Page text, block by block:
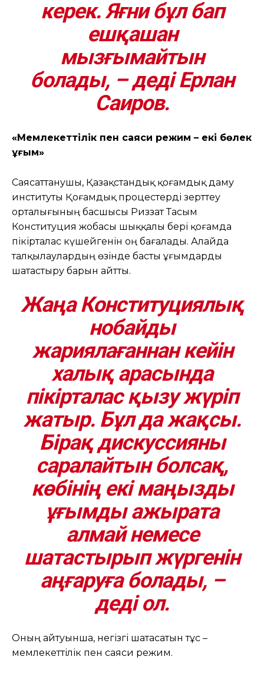
керек. Яғни бұл бап
ешқашан
мызғымайтын
болады, – деді Ерлан
Саиров.
«Мемлекеттілік пен саяси режим – екі бөлек
ұғым»
Саясаттанушы, Қазақстандық қоғамдық даму
институты Қоғамдық процестерді зерттеу
орталығының басшысы Риззат Тасым
Конституция жобасы шыққалы бері қоғамда
пікірталас күшейгенін оң бағалады. Алайда
талқылаулардың өзінде басты ұғымдарды
шатастыру барын айтты.
Жаңа Конституциялық
нобайды
жариялағаннан кейін
халық арасында
пікірталас қызу жүріп
жатыр. Бұл да жақсы.
Бірақ дискуссияны
саралайтын болсақ,
көбінің екі маңызды
ұғымды ажырата
алмай немесе
шатастырып жүргенін
аңғаруға болады, –
деді ол.
Оның айтуынша, негізгі шатасатын тұс –
мемлекеттілік пен саяси режим.